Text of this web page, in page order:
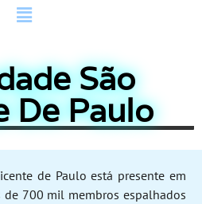
São
De Paulo
de Paulo está presente em
de 700 mil membros espalhados